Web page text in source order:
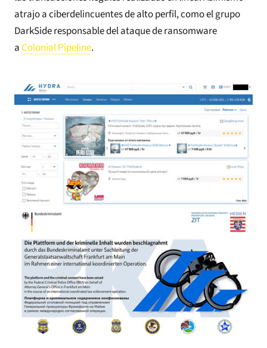
atrajo a ciberdelincuentes de alto perfil, como el grupo
DarkSide responsable del ataque de ransomware
a Colonial Pipeline.